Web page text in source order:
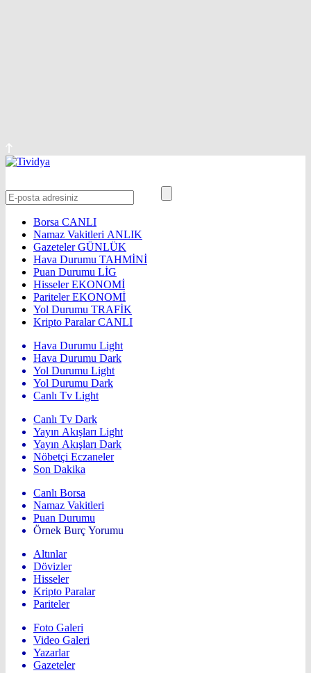
Borsa CANLI
Namaz Vakitleri ANLIK
GazetelerGÜNLÜK
Hava Durumu TAHMİNİ
Puan Durumu LİG
HisselerEKONOMİ
ParitelerEKONOMİ
Yol Durumu TRAFİK
Kripto ParalarCANLI
Hava Durumu Light
Hava Durumu Dark
Yol Durumu Light
Yol Durumu Dark
Canlı Tv Light
Canlı Tv Dark
Yayın Akışları Light
Yayın Akışları Dark
Nöbetçi Eczaneler
Son Dakika
Canlı Borsa
Namaz Vakitleri
Puan Durumu
Örnek Burç Yorumu
Altınlar
Dövizler
Hisseler
Kripto Paralar
Pariteler
Foto Galeri
Video Galeri
Yazarlar
Gazeteler